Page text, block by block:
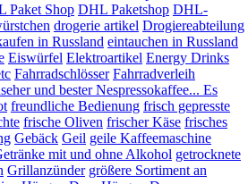
Paket Shop DHL Paketshop DHL-
drogerie artikel Drogiereabteilung
in Russland eintauchen in Russland
Eiswürfel Elektroartikel Energy Drinks
Fahrradschlösser Fahrradverleih
und bester Nespressokaffee... Es
freundliche Bedienung frisch gepresste
frische Oliven frischer Käse frisches
Gebäck Geil geile Kaffeemaschine
mit und ohne Alkohol getrocknete
Grillanzünder größere Sortiment an